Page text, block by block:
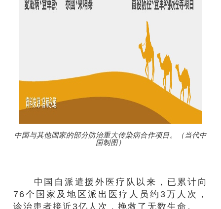
中国与其他国家的部分防治重大传染病合作项目。（当代中
国制图）
中国自派遣援外医疗队以来，已累计向
76个国家及地区派出医疗人员约3万人次，
诊治患者接近3亿人次，挽救了无数生命。